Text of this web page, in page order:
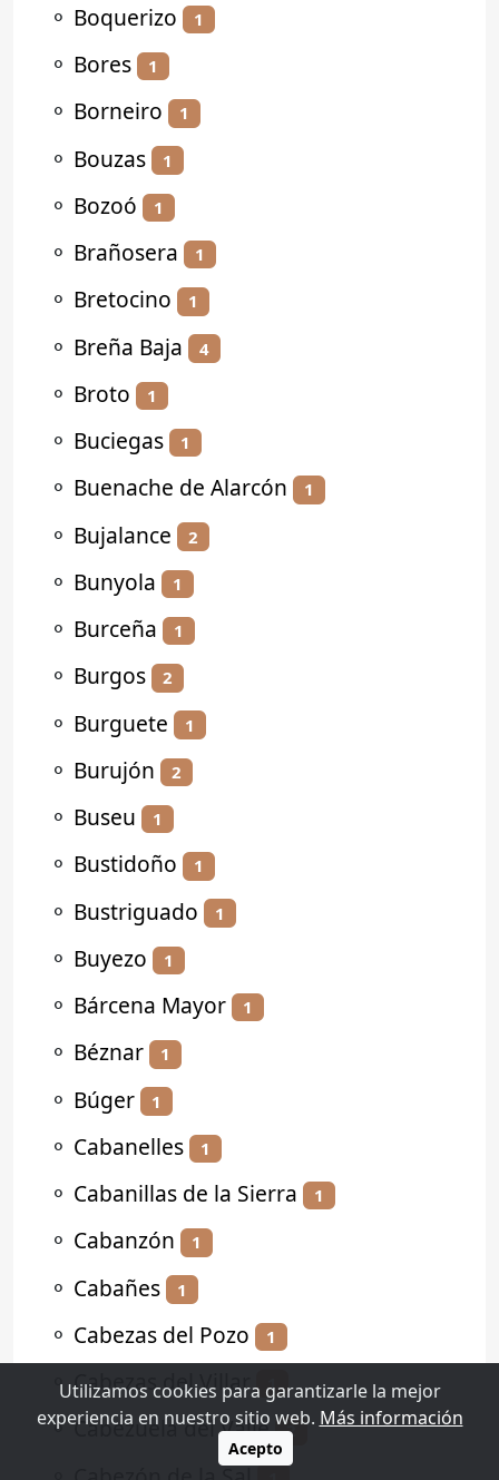
⚬ Boquerizo 1
⚬ Bores 1
⚬ Borneiro 1
⚬ Bouzas 1
⚬ Bozoó 1
⚬ Brañosera 1
⚬ Bretocino 1
⚬ Breña Baja 4
⚬ Broto 1
⚬ Buciegas 1
⚬ Buenache de Alarcón 1
⚬ Bujalance 2
⚬ Bunyola 1
⚬ Burceña 1
⚬ Burgos 2
⚬ Burguete 1
⚬ Burujón 2
⚬ Buseu 1
⚬ Bustidoño 1
⚬ Bustriguado 1
⚬ Buyezo 1
⚬ Bárcena Mayor 1
⚬ Béznar 1
⚬ Búger 1
⚬ Cabanelles 1
⚬ Cabanillas de la Sierra 1
⚬ Cabanzón 1
⚬ Cabañes 1
⚬ Cabezas del Pozo 1
⚬Cabezas del Villar 1
⚬Cabezuela del Valle 2
Utilizamos cookies para garantizarle la mejor
experiencia en nuestro sitio web. Más información
Acepto